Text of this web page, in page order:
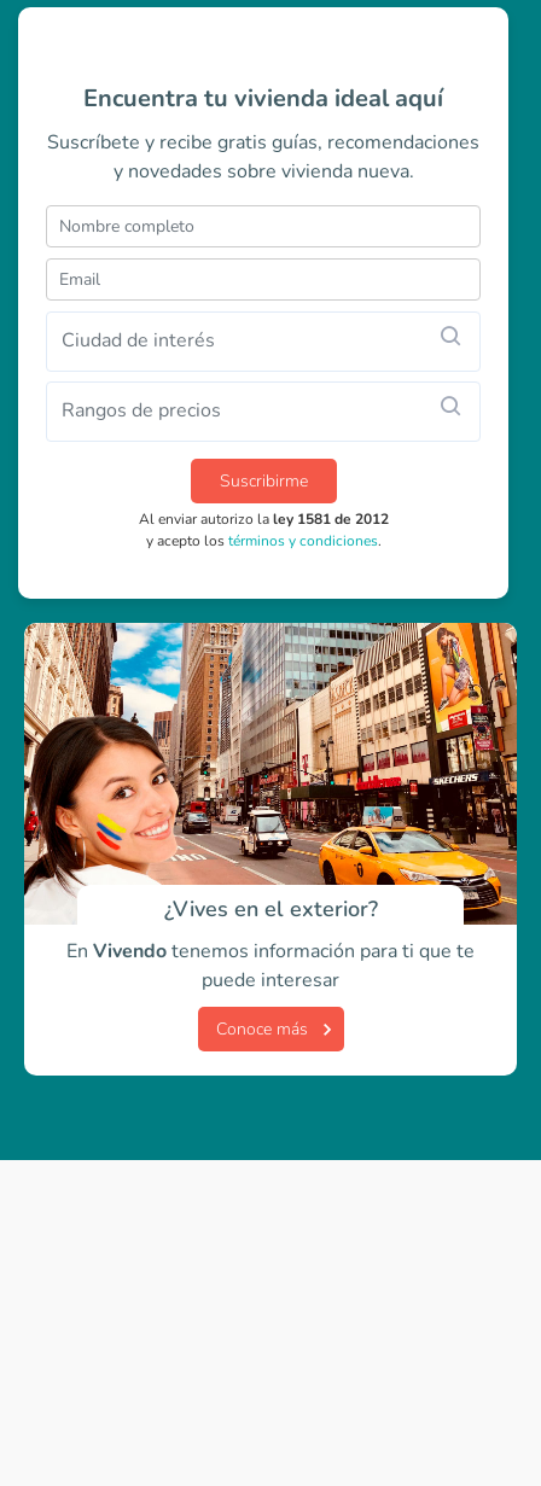
Encuentra tu vivienda ideal aquí
Suscríbete y recibe gratis guías, recomendaciones
y novedades sobre vivienda nueva.
Ciudad de interés
Rangos de precios
Suscribirme
Al enviar autorizo laley 1581 de 2012
y acepto lostérminos y condiciones.
¿Vives en el exterior?
En Vivendotenemos información para ti que te
puede interesar
Conoce más